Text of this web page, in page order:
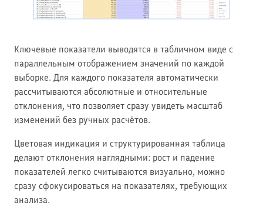
Ключевые показатели выводятся в табличном виде с
параллельным отображением значений по каждой
выборке. Для каждого показателя автоматически
рассчитываются абсолютные и относительные
отклонения, что позволяет сразу увидеть масштаб
изменений без ручных расчётов.
Цветовая индикация и структурированная таблица
делают отклонения наглядными: рост и падение
показателей легко считываются визуально, можно
сразу сфокусироваться на показателях, требующих
анализа.